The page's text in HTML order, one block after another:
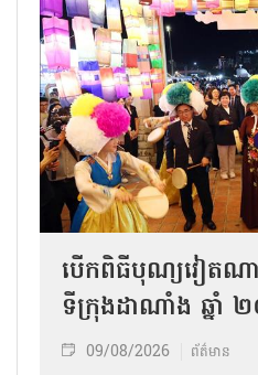
បើកពិធីបុណ្យវៀតណា
ទីក្រុងដាណាំង ឆ្នាំ
09/08/2026 ព័ត៌មាន